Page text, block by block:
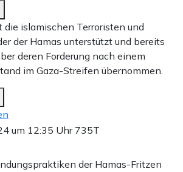
die islamischen Terroristen und
der Hamas unterstützt und bereits
deren Forderung nach einem
im Gaza-Streifen übernommen.
um 12:35 Uhr 735T
der Hamas-Fritzen